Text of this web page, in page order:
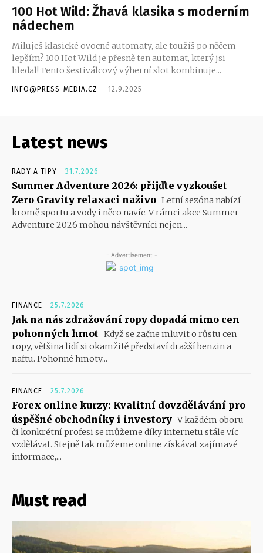
100 Hot Wild: Žhavá klasika s moderním
nádechem
Miluješ klasické ovocné automaty, ale toužíš po něčem
lepším? 100 Hot Wild je přesně ten automat, který jsi
hledal! Tento šestiválcový výherní slot kombinuje...
INFO@PRESS-MEDIA.CZ - 12.9.2025
Latest news
RADY A TIPY 31.7.2026
Summer Adventure 2026: přijďte vyzkoušet
Zero Gravity relaxaci naživo Letní sezóna nabízí
kromě sportu a vody i něco navíc. V rámci akce Summer
Adventure 2026 mohou návštěvníci nejen...
- Advertisement -
FINANCE 25.7.2026
Jak na nás zdražování ropy dopadá mimo cen
pohonných hmot Když se začne mluvit o růstu cen
ropy, většina lidí si okamžitě představí dražší benzin a
naftu. Pohonné hmoty...
FINANCE 25.7.2026
Forex online kurzy: Kvalitní dovzdělávání pro
úspěšné obchodníky i investory V každém oboru
či konkrétní profesi se můžeme díky internetu stále víc
vzdělávat. Stejně tak můžeme online získávat zajímavé
informace,...
Must read